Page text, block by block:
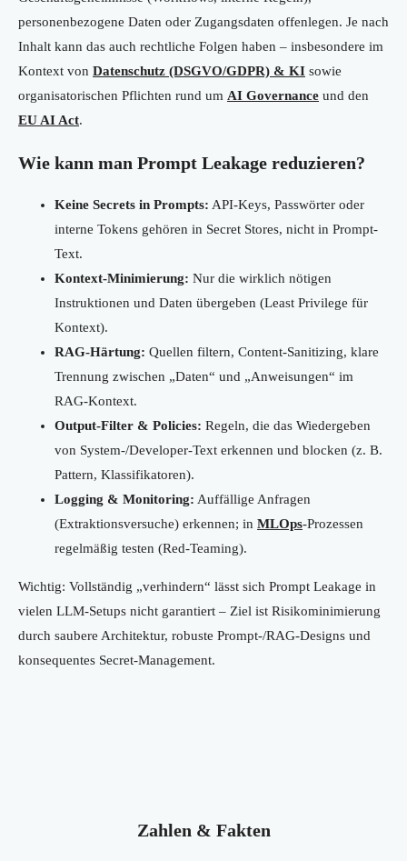
personenbezogene Daten oder Zugangsdaten offenlegen. Je nach
Inhalt kann das auch rechtliche Folgen haben – insbesondere im
Kontext von Datenschutz (DSGVO/GDPR) & KI sowie
organisatorischen Pflichten rund um AI Governance und den
EU AI Act.
Wie kann man Prompt Leakage reduzieren?
Keine Secrets in Prompts: API-Keys, Passwörter oder
interne Tokens gehören in Secret Stores, nicht in Prompt-
Text.
Kontext-Minimierung: Nur die wirklich nötigen
Instruktionen und Daten übergeben (Least Privilege für
Kontext).
RAG-Härtung: Quellen filtern, Content-Sanitizing, klare
Trennung zwischen „Daten“ und „Anweisungen“ im
RAG-Kontext.
Output-Filter & Policies: Regeln, die das Wiedergeben
von System-/Developer-Text erkennen und blocken (z. B.
Pattern, Klassifikatoren).
Logging & Monitoring: Auffällige Anfragen
(Extraktionsversuche) erkennen; in MLOps-Prozessen
regelmäßig testen (Red-Teaming).
Wichtig: Vollständig „verhindern“ lässt sich Prompt Leakage in
vielen LLM-Setups nicht garantiert – Ziel ist Risikominimierung
durch saubere Architektur, robuste Prompt-/RAG-Designs und
konsequentes Secret-Management.
Zahlen & Fakten